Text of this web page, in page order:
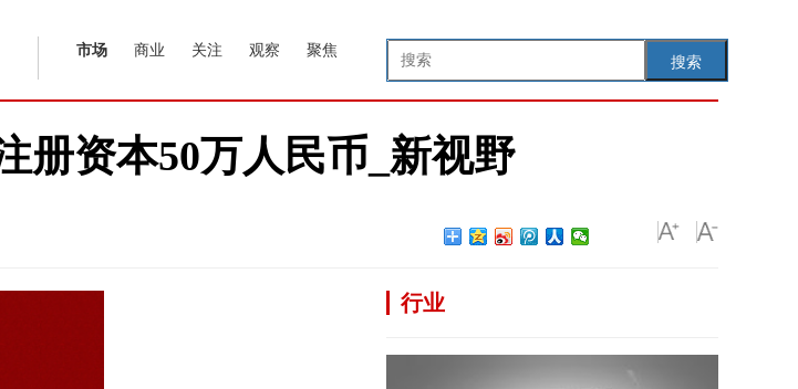
搜索
市场 商业 关注 观察 聚焦
册资本50万人民币_新视野
行业